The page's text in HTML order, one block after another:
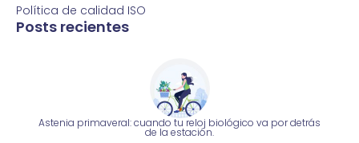
Política de calidad ISO
Posts recientes
Astenia primaveral: cuando tu reloj biológico va por detrás
de la estación.